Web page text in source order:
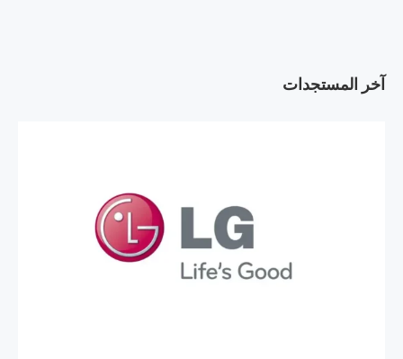
آخر المستجدات